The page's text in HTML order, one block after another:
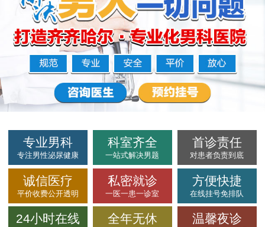
专业男科
专注男性泌尿健康
科室齐全
一站式解决男题
首诊责任
对患者负责到底
诚信医疗
平价收费公开透明
私密就诊
一医一患一诊室
方便快捷
在线挂号免排队
24小时在线 全年无休 温馨夜诊